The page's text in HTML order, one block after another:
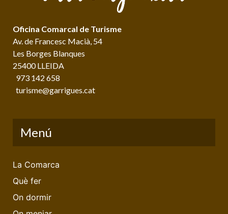
Oficina Comarcal de Turisme
Av. de Francesc Macià, 54
Les Borges Blanques
25400 LLEIDA
973 142 658
turisme@garrigues.cat
Menú
La Comarca
Què fer
On dormir